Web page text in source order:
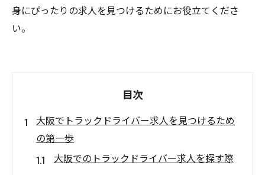
身にぴったりの求人を見つけるためにお役立てくださ
い。
目次
大阪でトラックドライバー求人を見つけるため
の第一歩
大阪でのトラックドライバー求人を探す際